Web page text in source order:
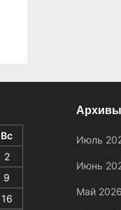
Вс
2
9
16
Архивы
Июль
Июнь
Май 2026